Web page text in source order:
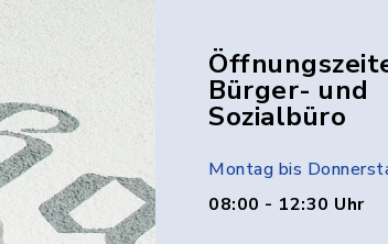
Bürger- und
Sozialbüro
Montag bis
08:00 - 12:30 Uhr